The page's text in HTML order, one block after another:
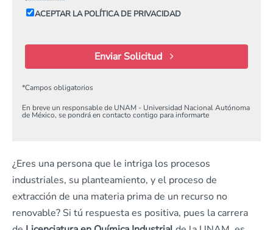
ACEPTAR LA POLÍTICA DE PRIVACIDAD
Enviar Solicitud
*Campos obligatorios
En breve un responsable de UNAM - Universidad Nacional Autónoma
de México, se pondrá en contacto contigo para informarte
¿Eres una persona que le intriga los procesos
industriales, su planteamiento, y el proceso de
extracción de una materia prima de un recurso no
renovable? Si tú respuesta es positiva, pues la carrera